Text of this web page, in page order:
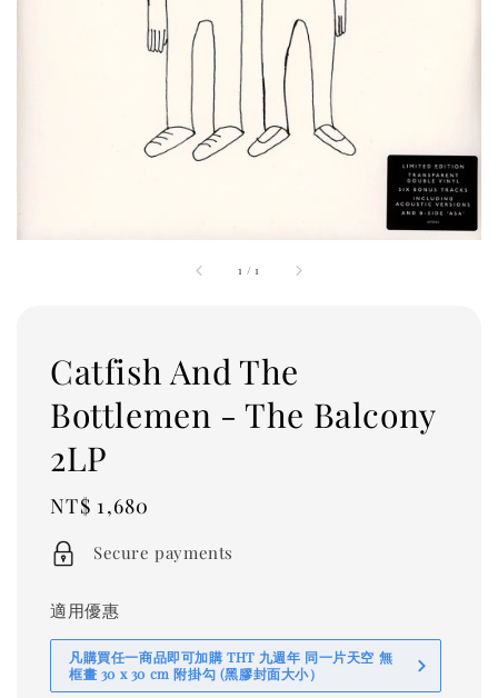
1 /1
Catfish And The
Bottlemen - The Balcony
2LP
Regular
price
NT$ 1,680
Secure payments
適用優惠
凡購買任一商品即可加購 THT 九週年 同一片天空 無
框畫 30 x 30 cm 附掛勾 (黑膠封面大小）